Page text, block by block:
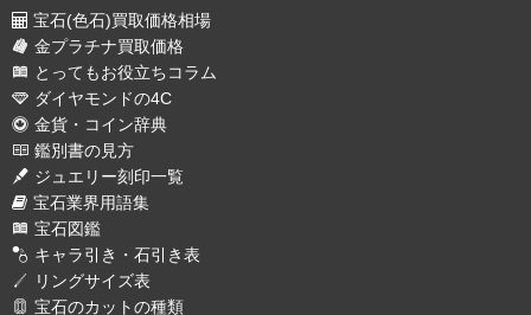
宝石(色石)買取価格相場
金プラチナ買取価格
とってもお役立ちコラム
ダイヤモンドの4C
金貨・コイン辞典
鑑別書の見方
ジュエリー刻印一覧
宝石業界用語集
宝石図鑑
キャラ引き・石引き表
リングサイズ表
宝石のカットの種類